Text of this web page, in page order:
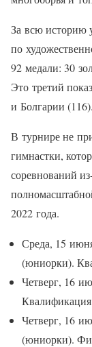
За всю историю
по
92 медали: 30
Это третий
и Болгарии (116).
В турнире не
гимнастки,
соревнований
2022 года.
Среда, 15
(юниорки).
Четверг, 16
Квалификация
Четверг, 16
(юниорки).